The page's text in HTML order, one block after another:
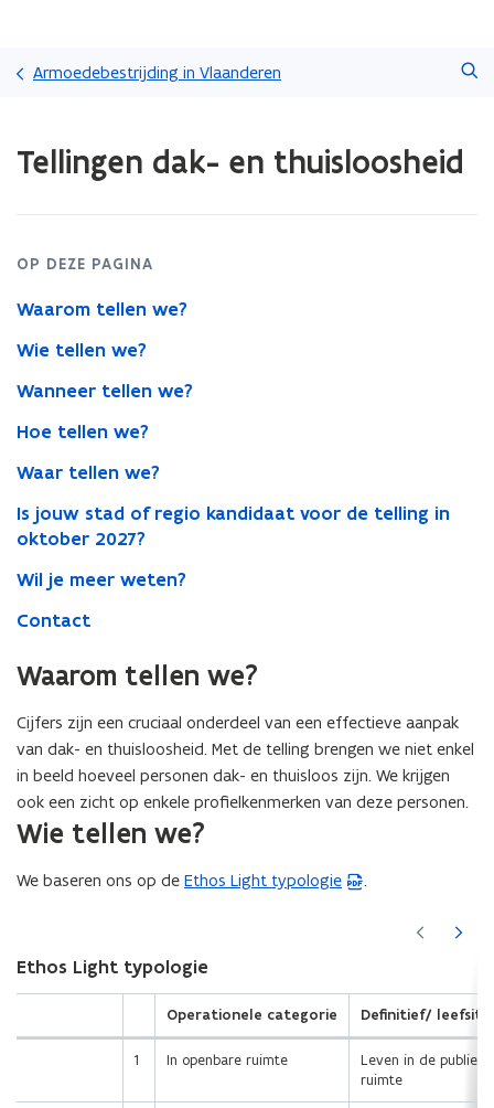
naar
gaan
Armoedebestrijding in Vlaanderen
met
laden.
op:
dak-
thuisloosheid
Tellingen dak- en thuisloosheid
OP DEZE PAGINA
Waarom tellen we?
Wie tellen we?
Wanneer tellen we?
Hoe tellen we?
Waar tellen we?
Is jouw stad of regio kandidaat voor de telling in
oktober 2027?
Wil je meer weten?
Contact
Waarom tellen we?
Cijfers zijn een cruciaal onderdeel van een effectieve aanpak
van dak- en thuisloosheid. Met de telling brengen we niet enkel
in beeld hoeveel personen dak- en thuisloos zijn. We krijgen
ook een zicht op enkele profielkenmerken van deze personen.
Wie tellen we?
We baseren ons op de Ethos Light typologie
(
F
e
s
t
.
Ethos Light typologie
Operationele categorie Definitief/
1 In openbare ruimte
Leven in de publieke
ruimte